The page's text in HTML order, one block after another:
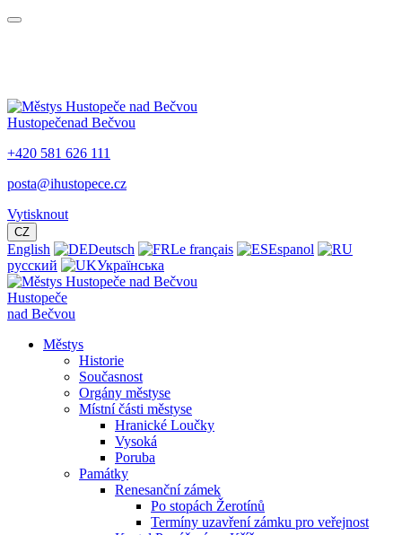
Hustopečenad Bečvou
+420 581 626 111
posta@ihustopece.cz
Vytisknout
CZ
English Deutsch Le français
Espanol
русский
Українська
Hustopeče
nad Bečvou
Městys
Historie
Současnost
Orgány městyse
Místní části městyse
Hranické Loučky
Vysoká
Poruba
Památky
Renesanční zámek
Po stopách Žerotínů
Termíny uzavření zámku pro veřejnost